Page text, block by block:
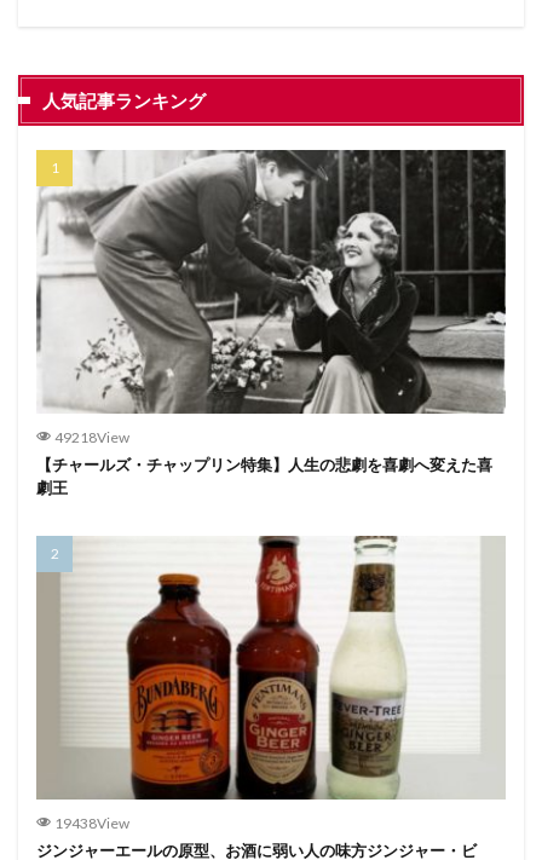
人気記事ランキング
49218View
【チャールズ・チャップリン特集】人生の悲劇を喜劇へ変えた喜
劇王
19438View
ジンジャーエールの原型、お酒に弱い人の味方ジンジャー・ビ